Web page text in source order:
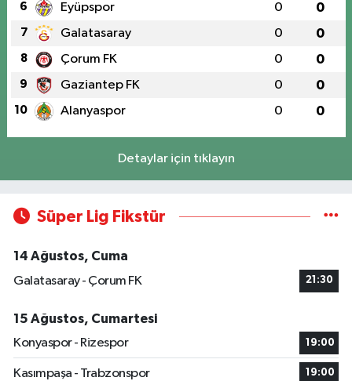
6 Eyüpspor 0 0
7 Galatasaray 0 0
8 Çorum FK 0 0
9 Gaziantep FK 0 0
10 Alanyaspor 0 0
Detaylar için tıklayın
Süper Lig Fikstür
14 Ağustos, Cuma
Galatasaray - Çorum FK
21:30
15 Ağustos, Cumartesi
Konyaspor - Rizespor
19:00
Kasımpaşa - Trabzonspor 19:00